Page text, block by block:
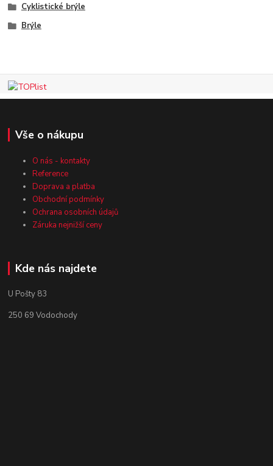
Cyklistické brýle
Brýle
Vše o nákupu
O nás - kontakty
Reference
Doprava a platba
Obchodní podmínky
Ochrana osobních údajů
Záruka nejnižší ceny
Kde nás najdete
U Pošty 83
250 69 Vodochody